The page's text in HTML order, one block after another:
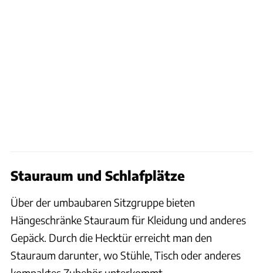
Stauraum und Schlafplätze
Über der umbaubaren Sitzgruppe bieten
Hängeschränke Stauraum für Kleidung und anderes
Gepäck. Durch die Hecktür erreicht man den
Stauraum darunter, wo Stühle, Tisch oder anderes